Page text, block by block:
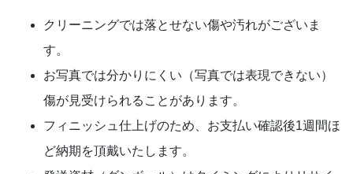
クリーニングでは落とせない傷や汚れがございま
す。
お写真では分かりにくい（写真では表現できない）
傷が見受けられることがあります。
フィニッシュ仕上げのため、お支払い確認後1週間ほ
ど納期を頂戴いたします。